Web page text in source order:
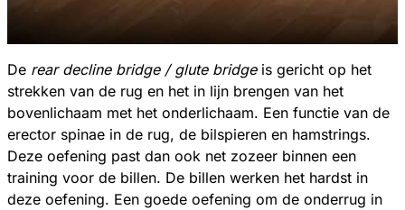
De rear decline bridge / glute bridgeis gericht op het
strekken van de rug en het in lijn brengen van het
bovenlichaam met het onderlichaam. Een functie van de
erector spinae in de rug, de bilspieren en hamstrings.
Deze oefening past dan ook net zozeer binnen een
training voor de billen. De billen werken het hardst in
deze oefening. Een goede oefening om de onderrug in